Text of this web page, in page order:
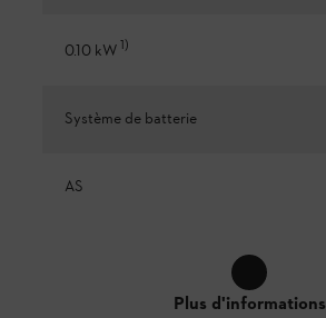
0.10 kW1)
Système de batterie
AS
Plus d'informations